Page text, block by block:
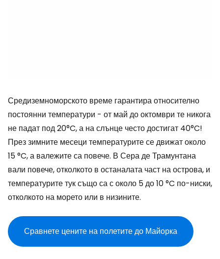
Средиземноморското време гарантира относително
постоянни температури - от май до октомври те никога
не падат под 20°C, а на слънце често достигат 40°C!
През зимните месеци температурите се движат около
15 °C, а валежите са повече. В Сера де Трамунтана
вали повече, отколкото в останалата част на острова, и
температурите тук също са с около 5 до 10 °C по-ниски,
отколкото на морето или в низините.
Сравнете цените на полетите до Майорка